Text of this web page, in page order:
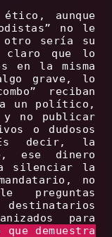
aunque
no le
otro sería su
claro que lo
en la misma
grave, lo
reciban
un político,
no publicar
o dudosos
decir, la
ese dinero
silenciar la
no
preguntas
para
que demuestra